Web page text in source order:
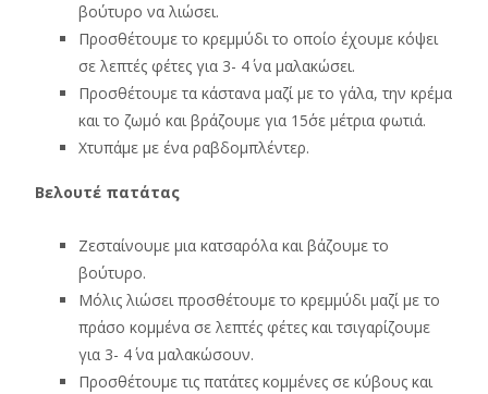
βούτυρο να λιώσει.
Προσθέτουμε το κρεμμύδι το οποίο έχουμε κόψει
σε λεπτές φέτες για 3- 4΄ να μαλακώσει.
Προσθέτουμε τα κάστανα μαζί με το γάλα, την κρέμα
και το ζωμό και βράζουμε για 15΄σε μέτρια φωτιά.
Χτυπάμε με ένα ραβδομπλέντερ.
Βελουτέ πατάτας
Ζεσταίνουμε μια κατσαρόλα και βάζουμε το
βούτυρο.
Μόλις λιώσει προσθέτουμε το κρεμμύδι μαζί με το
πράσο κομμένα σε λεπτές φέτες και τσιγαρίζουμε
για 3- 4΄ να μαλακώσουν.
Προσθέτουμε τις πατάτες κομμένες σε κύβους και